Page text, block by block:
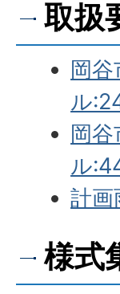
取扱
岡
ル
岡
ル
計
様式